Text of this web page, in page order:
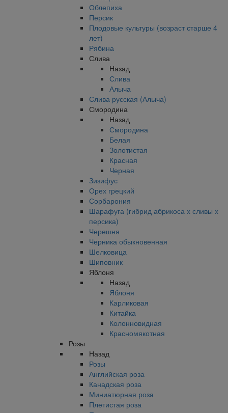
Облепиха
Персик
Плодовые культуры (возраст старше 4
лет)
Рябина
Слива
Назад
Слива
Алыча
Слива русская (Алыча)
Смородина
Назад
Смородина
Белая
Золотистая
Красная
Черная
Зизифус
Орех грецкий
Сорбарония
Шарафуга (гибрид абрикоса х сливы х
персика)
Черешня
Черника обыкновенная
Шелковица
Шиповник
Яблоня
Назад
Яблоня
Карликовая
Китайка
Колонновидная
Красномякотная
Розы
Назад
Розы
Английская роза
Канадская роза
Миниатюрная роза
Плетистая роза